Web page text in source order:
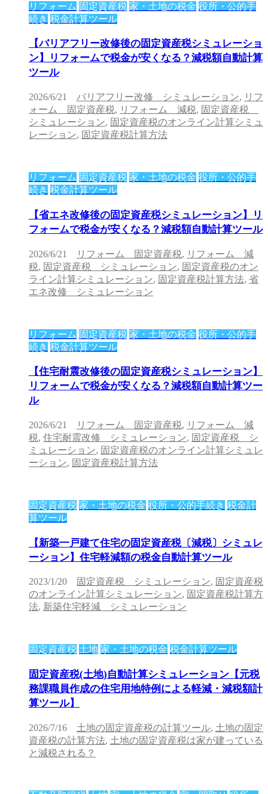
リフォーム 固定資産税 家・土地の税金 役所・公的手
続き 税金計算ツール
【バリアフリー改修後の固定資産税シミュレーショ
ン】リフォームで税金が安くなる？減税額自動計算
ツール
2026/6/21 バリアフリー改修 シミュレーション, リフ
ォーム 固定資産税, リフォーム 減税, 固定資産税
シミュレーション, 固定資産税のオンライン計算シミュ
レーション, 固定資産税計算方法
リフォーム 固定資産税 家・土地の税金 役所・公的手
続き 税金計算ツール
【省エネ改修後の固定資産税シミュレーション】リ
フォームで税金が安くなる？減税額自動計算ツール
2026/6/21 リフォーム 固定資産税, リフォーム 減
税, 固定資産税 シミュレーション, 固定資産税のオン
ライン計算シミュレーション, 固定資産税計算方法, 省
エネ改修 シミュレーション
リフォーム 固定資産税 家・土地の税金 役所・公的手
続き 税金計算ツール
【住宅耐震改修後の固定資産税シミュレーション】
リフォームで税金が安くなる？減税額自動計算ツー
ル
2026/6/21 リフォーム 固定資産税, リフォーム 減
税, 住宅耐震改修 シミュレーション, 固定資産税 シ
ミュレーション, 固定資産税のオンライン計算シミュレ
ーション, 固定資産税計算方法
固定資産税 家・土地の税金 役所・公的手続き 税金計
算ツール
【新築一戸建て住宅の固定資産税〔減税〕シミュレ
ーション】住宅軽減額の税金自動計算ツール
2023/1/20 固定資産税 シミュレーション, 固定資産税
のオンライン計算シミュレーション, 固定資産税計算方
法, 新築住宅軽減 シミュレーション
固定資産税 土地 家・土地の税金 税金計算ツール
固定資産税(土地)自動計算シミュレーション【元税
務課職員作成の住宅用地特例による軽減・減税額計
算ツール】
2026/7/16 土地の固定資産税の計算ツール, 土地の固定
資産税の計算方法, 土地の固定資産税は家が建っている
と減税される？